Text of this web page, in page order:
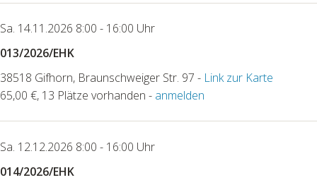
Sa. 14.11.2026 8:00 - 16:00 Uhr
013/2026/EHK
38518 Gifhorn, Braunschweiger Str. 97 - Link zur Karte
65,00 €, 13 Plätze vorhanden - anmelden
Sa. 12.12.2026 8:00 - 16:00 Uhr
014/2026/EHK